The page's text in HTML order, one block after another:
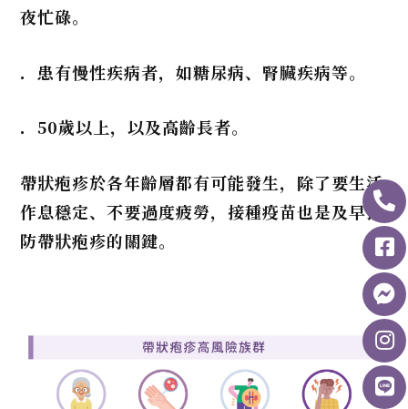
夜忙碌。
．患有慢性疾病者，如糖尿病、腎臟疾病等。
．50歲以上，以及高齡長者。
帶狀疱疹於各年齡層都有可能發生，除了要生活
作息穩定、不要過度疲勞，接種疫苗也是及早預
防帶狀疱疹的關鍵。